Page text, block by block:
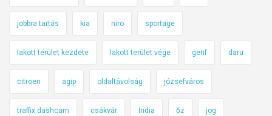
jobbra tartás kia niro sportage
lakott terület kezdete lakott terület vége genf daru
citroen agip oldaltávolság józsefváros
traffix dashcam csákvár India őz jog